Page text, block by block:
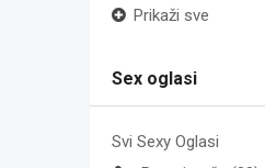
Prikaži sve
Sex oglasi
Svi Sexy Oglasi